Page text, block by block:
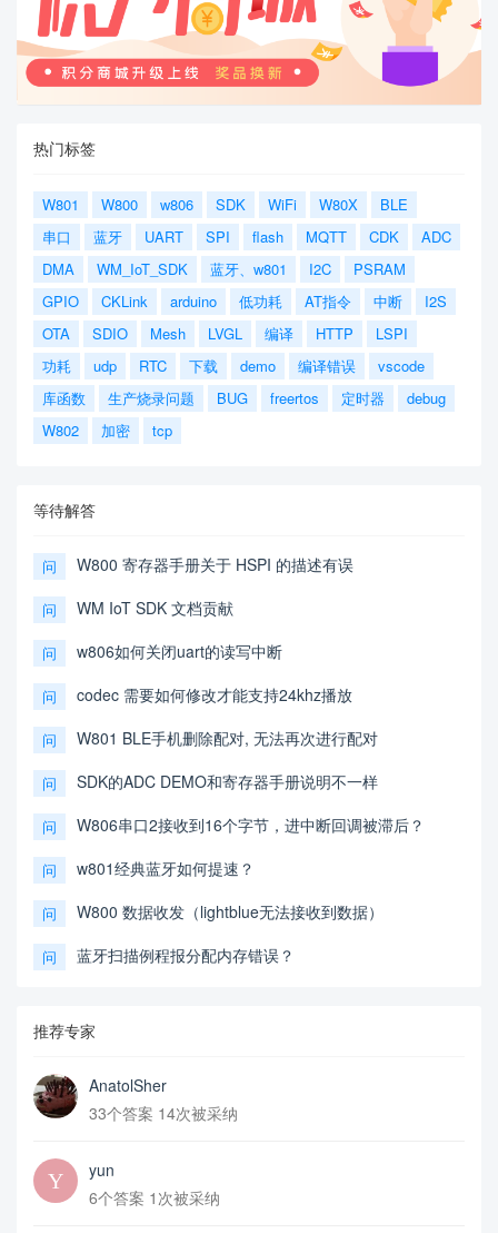
热门标签
W801 W800 w806 SDK WiFi W80X
BLE
串口
蓝牙 UART SPI flash MQTT CDK
ADC
DMA
WM_IoT_SDK 蓝牙、w801 I2C
PSRAM
GPIO
CKLink arduino 低功耗 AT指令 中断
I2S
OTA
SDIO Mesh LVGL 编译 HTTP
LSPI
功耗
udp RTC 下载 demo 编译错误
vscode
库函数
生产烧录问题 BUG freertos 定时器
debug
W802
加密 tcp
等待解答
问 W800 寄存器手册关于 HSPI 的描述有误
问 WM IoT SDK 文档贡献
问 w806如何关闭uart的读写中断
问 codec 需要如何修改才能支持24khz播放
问 W801 BLE手机删除配对, 无法再次进行配对
问 SDK的ADC DEMO和寄存器手册说明不一样
问 W806串口2接收到16个字节，进中断回调被滞后？
问 w801经典蓝牙如何提速？
问 W800 数据收发（lightblue无法接收到数据）
问 蓝牙扫描例程报分配内存错误？
推荐专家
AnatolSher
33个答案 14次被采纳
yun
6个答案 1次被采纳